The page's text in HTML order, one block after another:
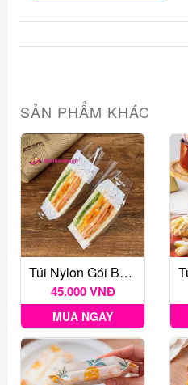
SẢN PHẨM KHÁC
Túi Nylon Gói Bánh Sandwich 100c
45.000 VNĐ
MUA NGAY